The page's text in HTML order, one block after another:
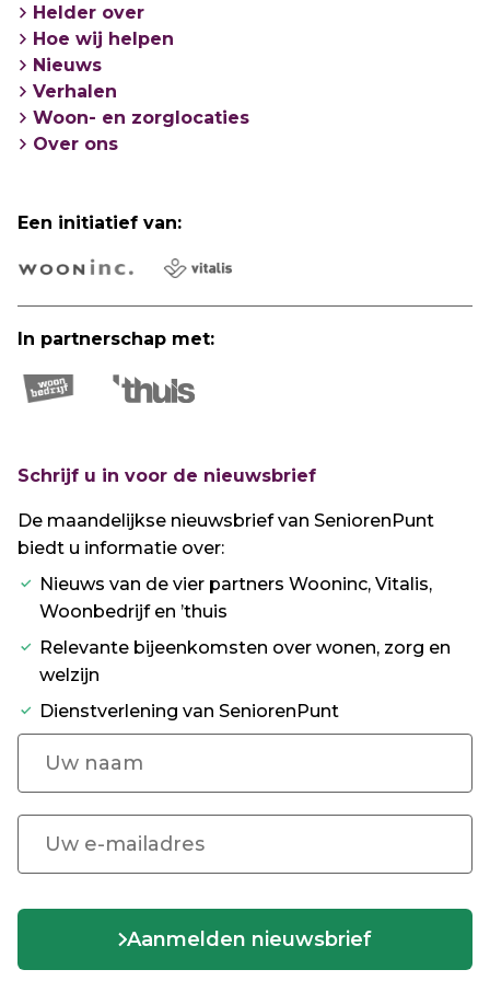
zorgbehoefte.
Adres: Weeffabriek, Molenstraat 23 in
Geldrop
Open: dinsdagmiddag van 13.00 tot 16.30
Langer Thuis Wijzer is partner in Onze
Helder over
Hoe wij helpen
Nieuws
Verhalen
Woon- en zorglocaties
Over ons
Een initiatief van:
In partnerschap met:
Schrijf u in voor de nieuwsbrief
De maandelijkse nieuwsbrief van SeniorenPunt
biedt u informatie over:
Nieuws van de vier partners Wooninc, Vitalis,
Woonbedrijf en ’thuis
Relevante bijeenkomsten over wonen, zorg en
welzijn
Dienstverlening van SeniorenPunt
Aanmelden nieuwsbrief